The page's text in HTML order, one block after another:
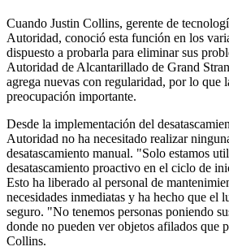
Cuando Justin Collins, gerente de
Autoridad, conoció esta función en los
dispuesto a probarla para eliminar sus
Autoridad de Alcantarillado de Grand
agrega nuevas con regularidad, por lo que
preocupación importante.
Desde la implementación del
Autoridad no ha necesitado realizar
desatascamiento manual. "Solo estamos
desatascamiento proactivo en el ciclo de
Esto ha liberado al personal de
necesidades inmediatas y ha hecho que el
seguro. "No tenemos personas poniendo
donde no pueden ver objetos afilados que
Collins.